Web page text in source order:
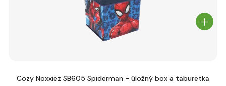
Cozy Noxxiez SB605 Spiderman - úložný box a taburetka